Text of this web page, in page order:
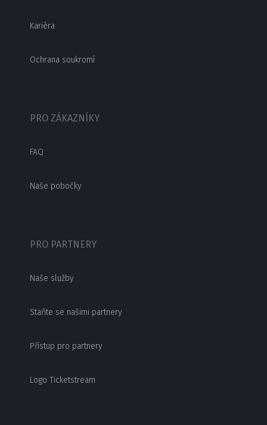
Kariéra
Ochrana soukromí
PRO ZÁKAZNÍKY
FAQ
Naše pobočky
PRO PARTNERY
Naše služby
Staňte se našimi partnery
Přístup pro partnery
Logo Ticketstream